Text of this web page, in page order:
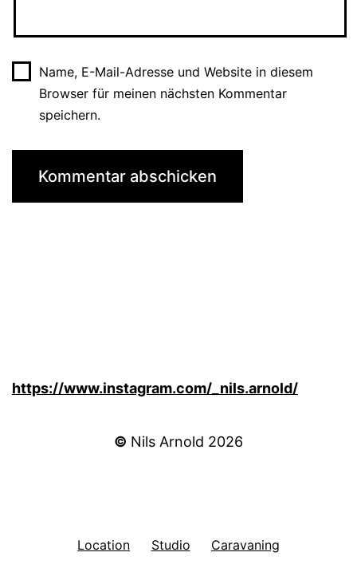
Name, E-Mail-Adresse und Website in diesem
Browser für meinen nächsten Kommentar
speichern.
https://www.instagram.com/_nils.arnold/
© Nils Arnold 2026
Location Studio Caravaning